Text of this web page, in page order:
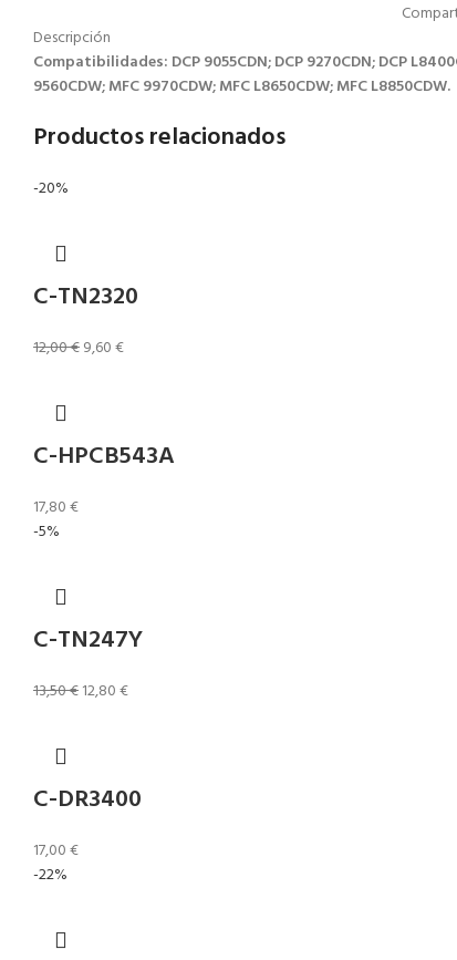
Descripción
Compatibilidades: DCP 9055CDN; DCP 9270CDN; DCP
9560CDW; MFC 9970CDW; MFC L8650CDW; MFC L8850CDW.
Productos relacionados
-20%
C-TN2320
12,00€9,60€
C-HPCB543A
17,80€
-5%
C-TN247Y
13,50€12,80€
C-DR3400
17,00€
-22%